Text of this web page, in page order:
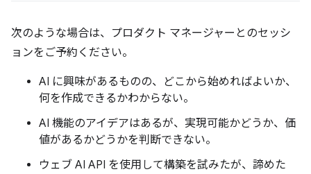
次のような場合は、プロダクト マネージャーとのセッシ
ョンをご予約ください。
AI に興味があるものの、どこから始めればよいか、
何を作成できるかわからない。
AI 機能のアイデアはあるが、実現可能かどうか、価
値があるかどうかを判断できない。
ウェブ AI API を使用して構築を試みたが、諦めた